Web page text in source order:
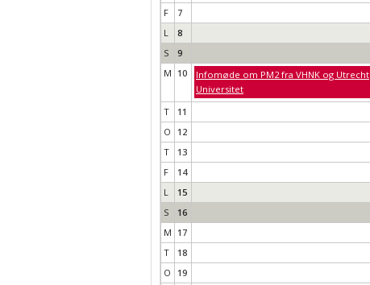
F
7
L
8
S
9
M 10
Infomøde om PM2 fra VHNK og Utrecht
Universitet
T
11
O
12
T
13
F
14
L
15
S
16
M 17
T
18
O
19